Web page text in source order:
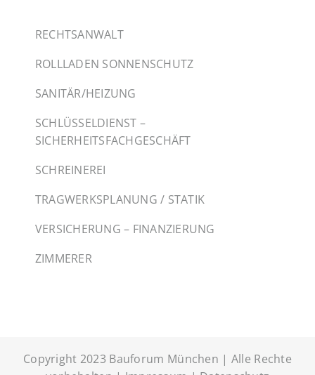
RECHTSANWALT
ROLLLADEN SONNENSCHUTZ
SANITÄR/HEIZUNG
SCHLÜSSELDIENST –
SICHERHEITSFACHGESCHÄFT
SCHREINEREI
TRAGWERKSPLANUNG / STATIK
VERSICHERUNG – FINANZIERUNG
ZIMMERER
Copyright 2023 Bauforum München | Alle Rechte